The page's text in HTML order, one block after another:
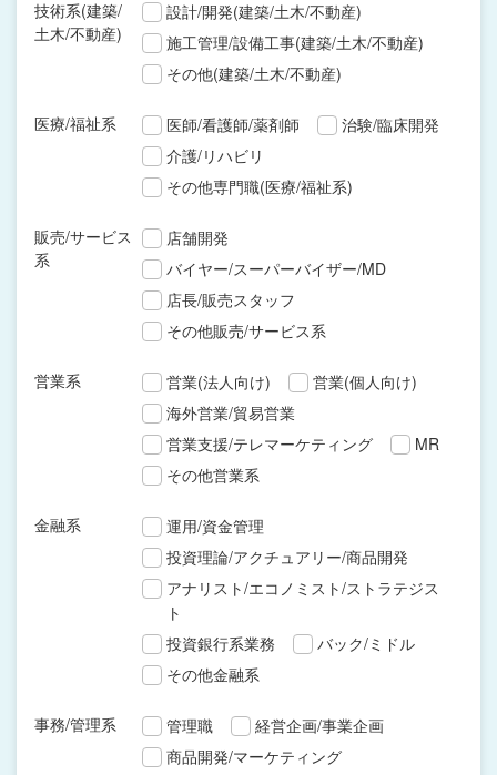
技術系(建築/
土木/不動産)
設計/開発(建築/土木/不動産)
施工管理/設備工事(建築/土木/不動産)
その他(建築/土木/不動産)
医療/福祉系 医師/看護師/薬剤師
治験/臨床開発
介護/リハビリ
その他専門職(医療/福祉系)
販売/サービス
系
店舗開発
バイヤー/スーパーバイザー/MD
店長/販売スタッフ
その他販売/サービス系
営業系 営業(法人向け)
営業(個人向け)
海外営業/貿易営業
営業支援/テレマーケティング
MR
その他営業系
金融系
運用/資金管理
投資理論/アクチュアリー/商品開発
アナリスト/エコノミスト/ストラテジス
ト
投資銀行系業務
バック/ミドル
その他金融系
事務/管理系 管理職
経営企画/事業企画
商品開発/マーケティング